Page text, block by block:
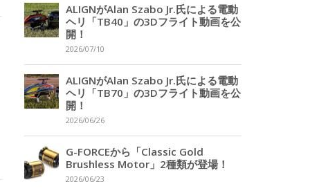
ALIGNがAlan Szabo Jr.氏による電動
ヘリ「TB40」の3Dフライト動画を公
開！
2026/07/10
ALIGNがAlan Szabo Jr.氏による電動
ヘリ「TB70」の3Dフライト動画を公
開！
2026/06/26
G-FORCEから「Classic Gold
Brushless Motor」2種類が登場！
2026/06/23